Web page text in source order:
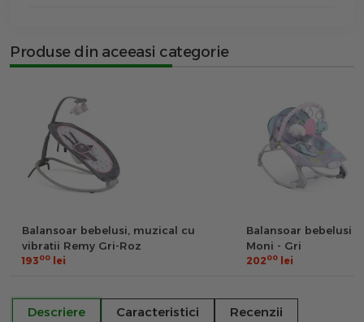
Produse din aceeasi categorie
Balansoar bebelusi, muzical cu
vibratii Remy Gri-Roz
19300 lei
Balansoar bebelusi
Moni - Gri
20200 lei
Descriere Caracteristici Recenzii